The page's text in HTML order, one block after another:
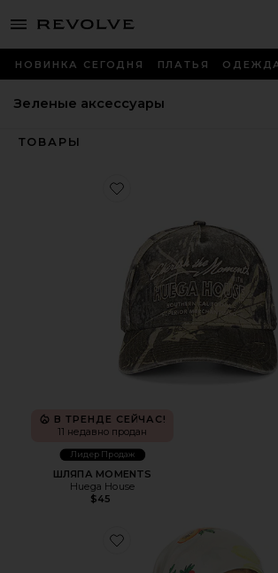
menu - shows more content
НОВИНКА СЕГОДНЯ ПЛАТЬЯ
Зеленые аксессуары
ТОВАРЫ
Favorite ШЛЯПА MOMENTS
В ТРЕНДЕ СЕЙЧАС!
11 недавно продан
Лидер Продаж
ШЛЯПА MOMENTS
Huega House
$45
Favorite ШАРФ SUMMER